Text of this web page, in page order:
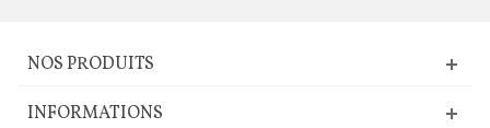
NOS PRODUITS
INFORMATIONS